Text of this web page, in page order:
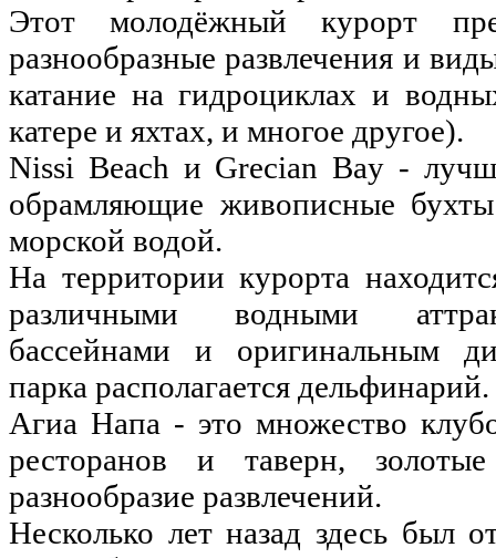
Этот молодёжный курорт
разнообразные развлечения и
катание на гидроциклах и
катере и яхтах, и многое другое).
Nissi Beach и Grecian Bay -
обрамляющие живописные
морской водой.
На территории курорта
различными водными
бассейнами и оригинальным
парка располагается дельфинарий.
Агиа Напа - это множество
ресторанов и таверн,
разнообразие развлечений.
Несколько лет назад здесь был